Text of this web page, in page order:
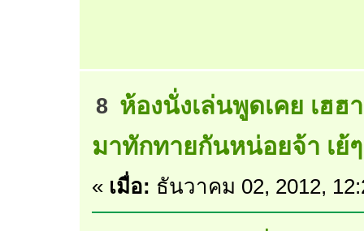
8 ห้องนั่งเล่นพูดเคย เฮฮ
มาทักทายกันหน่อยจ้า เย้ๆ
« เมื่อ: ธันวาคม 02, 2012,